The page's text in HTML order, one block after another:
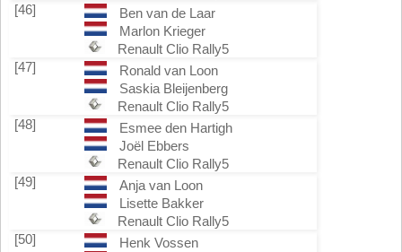
[46]
Ben van de Laar
Marlon Krieger
Renault Clio Rally5
[47]
Ronald van Loon
Saskia Bleijenberg
Renault Clio Rally5
[48]
Esmee den Hartigh
Joël Ebbers
Renault Clio Rally5
[49]
Anja van Loon
Lisette Bakker
Renault Clio Rally5
[50]
Henk Vossen